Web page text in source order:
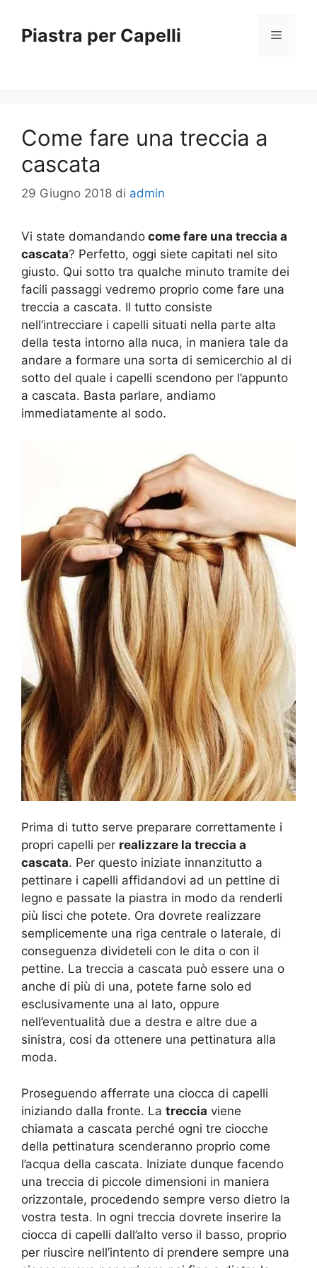
contenuto
Piastra per Capelli Menu
Come fare una treccia a
cascata
29 Giugno 2018 di admin
Vi state domandando come fare una treccia a
cascata? Perfetto, oggi siete capitati nel sito
giusto. Qui sotto tra qualche minuto tramite dei
facili passaggi vedremo proprio come fare una
treccia a cascata. Il tutto consiste
nell’intrecciare i capelli situati nella parte alta
della testa intorno alla nuca, in maniera tale da
andare a formare una sorta di semicerchio al di
sotto del quale i capelli scendono per l’appunto
a cascata. Basta parlare, andiamo
immediatamente al sodo.
Prima di tutto serve preparare correttamente i
propri capelli per realizzare la treccia a
cascata. Per questo iniziate innanzitutto a
pettinare i capelli affidandovi ad un pettine di
legno e passate la piastra in modo da renderli
più lisci che potete. Ora dovrete realizzare
semplicemente una riga centrale o laterale, di
conseguenza divideteli con le dita o con il
pettine. La treccia a cascata può essere una o
anche di più di una, potete farne solo ed
esclusivamente una al lato, oppure
nell’eventualità due a destra e altre due a
sinistra, cosi da ottenere una pettinatura alla
moda.
Proseguendo afferrate una ciocca di capelli
iniziando dalla fronte. La treccia viene
chiamata a cascata perché ogni tre ciocche
della pettinatura scenderanno proprio come
l’acqua della cascata. Iniziate dunque facendo
una treccia di piccole dimensioni in maniera
orizzontale, procedendo sempre verso dietro la
vostra testa. In ogni treccia dovrete inserire la
ciocca di capelli dall’alto verso il basso, proprio
per riuscire nell’intento di prendere sempre una